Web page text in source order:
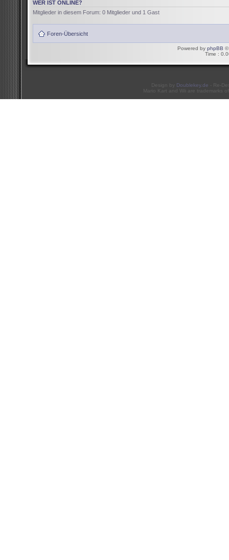
WER IST ONLINE?
Mitglieder in diesem Forum: 0 Mitglieder und 1 Gast
Foren-Übersicht
Powered by phpBB ©
Time :
Design by Doublekey.de - Re-
Mario Kart and Wii are trademarks